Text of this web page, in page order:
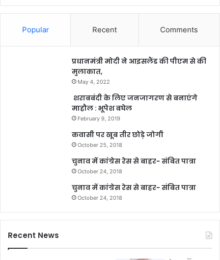
Popular Recent Comments
प्रधानमंत्री मोदी ने आइसलैंड की पीएम से की
मुलाकात,
May 4, 2022
शराबबंदी के लिए जनजागरण से बनाएंगे
माहौल : भूपेश बघेल
February 9, 2019
कवासी पर खूब तीर छोड़े जोगी
October 25, 2018
चुनाव में कांग्रेस रेस से बाहर- संबित पात्रा
October 24, 2018
चुनाव में कांग्रेस रेस से बाहर- संबित पात्रा
October 24, 2018
Recent News